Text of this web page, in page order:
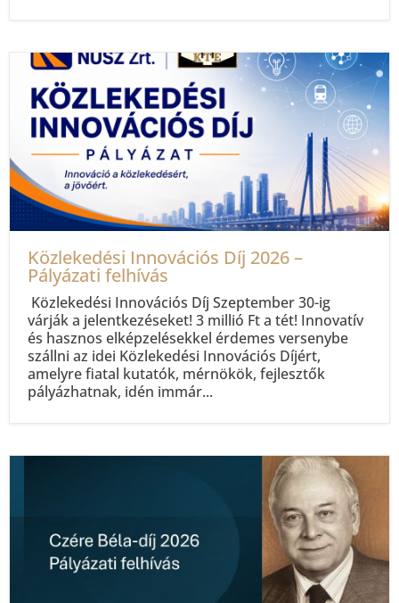
Közlekedési Innovációs Díj 2026 –
Pályázati felhívás
Közlekedési Innovációs Díj Szeptember 30-ig
várják a jelentkezéseket! 3 millió Ft a tét! Innovatív
és hasznos elképzelésekkel érdemes versenybe
szállni az idei Közlekedési Innovációs Díjért,
amelyre fiatal kutatók, mérnökök, fejlesztők
pályázhatnak, idén immár...